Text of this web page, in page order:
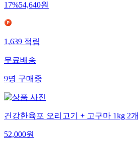
17%54,640원
1,639 적립
무료배송
9명 구매중
건강한육포 오리고기 + 고구마 1kg 2개
52,000원